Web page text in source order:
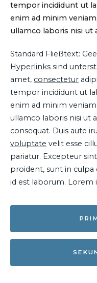
tempor incididunt ut
enim ad minim
ullamco laboris nisi ut
Standard Fließtext:
Hyperlinks sind
amet, consectetur
tempor incididunt ut
enim ad minim
ullamco laboris nisi ut
consequat. Duis aute
voluptate velit esse
pariatur. Excepteur
proident, sunt in
id est laborum. Lorem